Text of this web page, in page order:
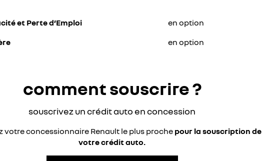
et Perte d’Emploi
en option
en option
comment souscrire ?
souscrivez un crédit auto en concession
votre concessionnaire Renault le plus prochepour la souscription de
votre crédit auto.